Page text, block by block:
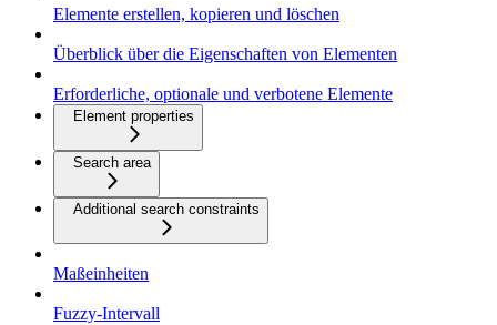
Elemente erstellen, kopieren und löschen
Überblick über die Eigenschaften von Elementen
Erforderliche, optionale und verbotene Elemente
Element properties
Search area
Additional search constraints
Maßeinheiten
Fuzzy-Intervall